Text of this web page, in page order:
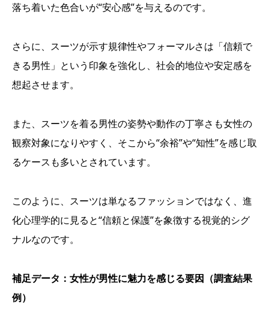
落ち着いた色合いが“安心感”を与えるのです。
さらに、スーツが示す規律性やフォーマルさは「信頼で
きる男性」という印象を強化し、社会的地位や安定感を
想起させます。
また、スーツを着る男性の姿勢や動作の丁寧さも女性の
観察対象になりやすく、そこから“余裕”や“知性”を感じ取
るケースも多いとされています。
このように、スーツは単なるファッションではなく、進
化心理学的に見ると“信頼と保護”を象徴する視覚的シグ
ナルなのです。
補足データ：女性が男性に魅力を感じる要因（調査結果
例）